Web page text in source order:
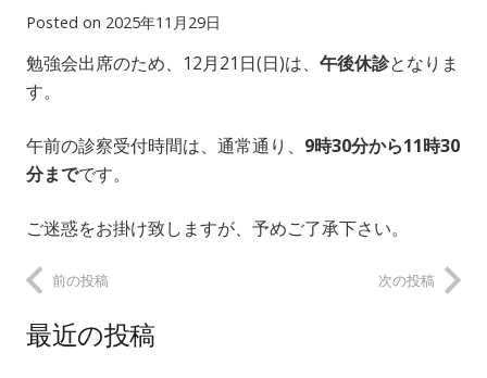
Posted on 2025年11月29日
勉強会出席のため、12月21日(日)は、 午後休診となりま
す。
午前の診察受付時間は、通常通り、 9時30分から11時30
分までです。
ご迷惑をお掛け致しますが、予めご了承下さい。
前の投稿 次の投稿
最近の投稿